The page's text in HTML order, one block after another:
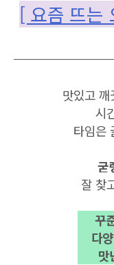
[ 요즘 뜨는
맛있고
시
타임은
굳
잘 찾
꾸준
다양
맛